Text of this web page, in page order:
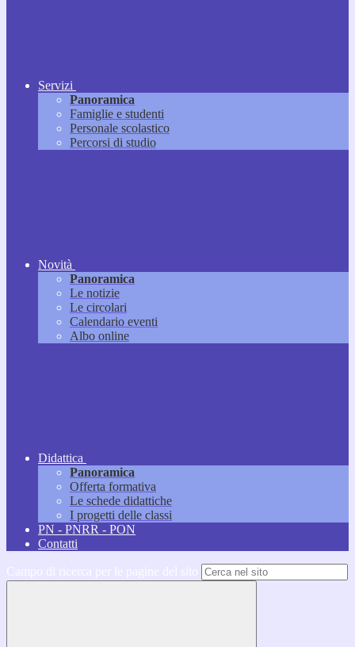
Servizi
Panoramica
Famiglie e studenti
Personale scolastico
Percorsi di studio
Novità
Panoramica
Le notizie
Le circolari
Calendario eventi
Albo online
Didattica
Panoramica
Offerta formativa
Le schede didattiche
I progetti delle classi
PN - PNRR - PON
Contatti